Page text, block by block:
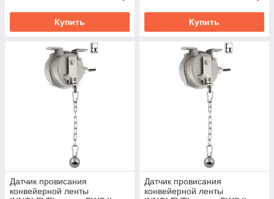
Купить Купить
Датчик провисания
конвейерной ленты
Датчик провисания
конвейерной ленты